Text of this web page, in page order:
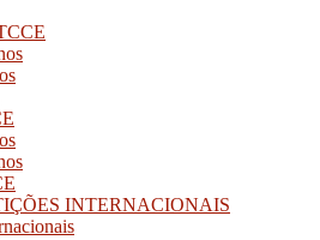
INTERNACIONAIS